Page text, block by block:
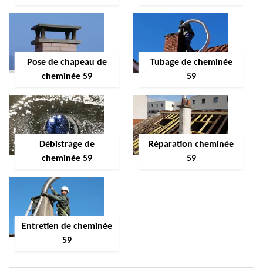
Pose de chapeau de
cheminée 59
Tubage de cheminée
59
Débistrage de
cheminée 59
Réparation cheminée
59
Entretien de cheminée
59